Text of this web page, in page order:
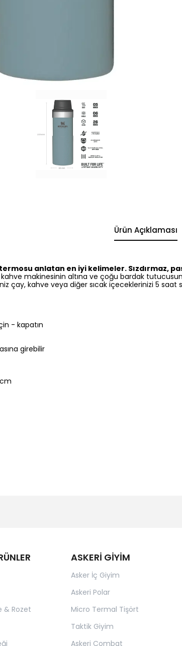
Ürün Açıklaması
anlatan en iyi kelimeler. Sızdırmaz,
makinesinin altına ve çoğu bardak
çay, kahve veya diğer sıcak içeceklerinizi 5
- kapatın
girebilir
& Rozet
ASKERİ GİYİM
Asker İç Giyim
Askeri Polar
Micro Termal Tişört
Taktik Giyim
Askeri Combat